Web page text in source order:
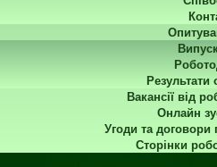
Результати
Вакансії від
Онлайн
Угоди та
Сторінки